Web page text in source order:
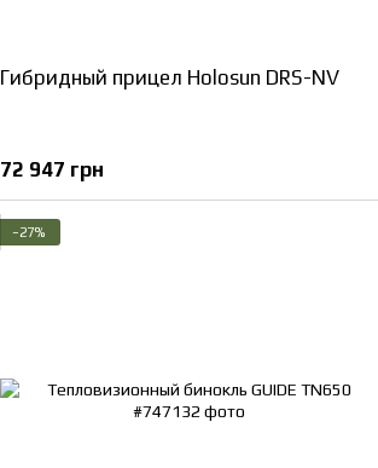
Гибридный прицел Holosun DRS-NV
72 947 грн
−27%